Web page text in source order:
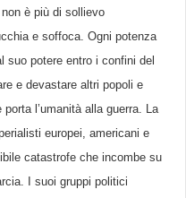
è più di sollievo
e soffoca. Ogni potenza
suo potere entro i confini del
e devastare altri popoli e
l’umanità alla guerra. La
europei, americani e
catastrofe che incombe su
I suoi gruppi politici